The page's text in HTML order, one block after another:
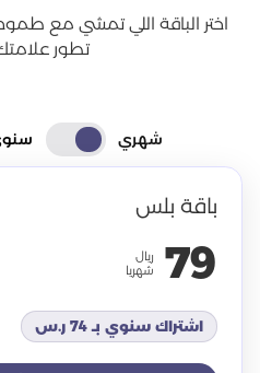
اختر الباقة اللي تمشي مع
تطور علامتك
شهري
باقة بلس
79
ريال
شهريا
اشتراك سنوي بـ 74 ر.س